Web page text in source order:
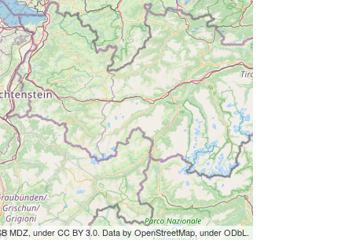
MDZ, under CC BY 3.0. Data by OpenStreetMap, under ODbL.